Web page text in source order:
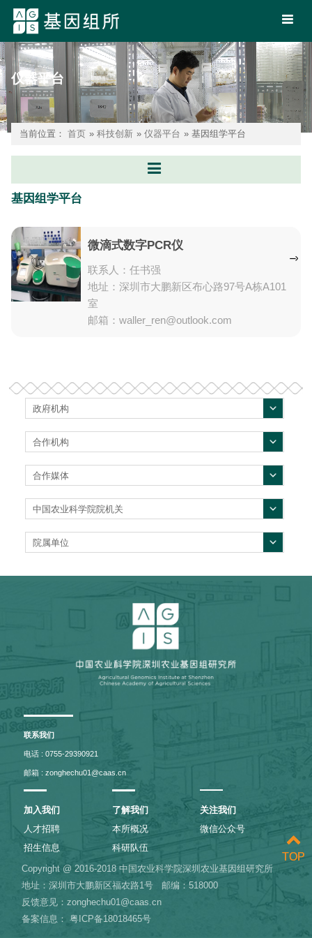
仪器平台
当前位置： 首页 »科技创新 »仪器平台 » 基因组学平台
基因组学平台
微滴式数字PCR仪
联系人：任书强
地址：深圳市大鹏新区布心路97号A栋A101
室
邮箱：waller_ren@outlook.com
政府机构
合作机构
合作媒体
中国农业科学院院机关
院属单位
联系我们
电话 : 0755-29390921
邮箱 : zonghechu01@caas.cn
加入我们
人才招聘
招生信息
了解我们
本所概况
科研队伍
关注我们
微信公众号
Copyright @ 2016-2018 中国农业科学院深圳农业基因组研究所
地址：深圳市大鹏新区福农路1号
邮编：518000
反馈意见：zonghechu01@caas.cn
备案信息： 粤ICP备18018465号
TOP
TOP